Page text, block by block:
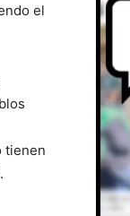
el
tienen